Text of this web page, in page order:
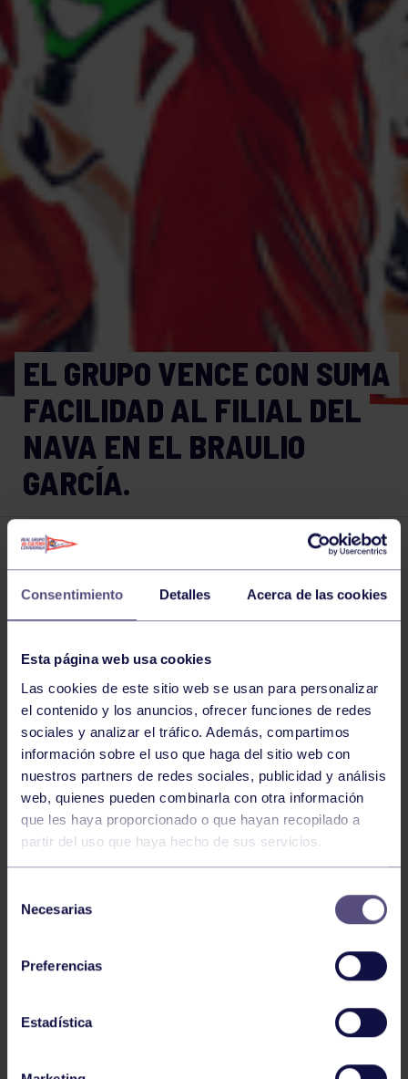
Consentimiento Detalles Acerca de las cookies
Esta página web usa cookies
Las cookies de este sitio web se usan para personalizar
el contenido y los anuncios, ofrecer funciones de redes
sociales y analizar el tráfico. Además, compartimos
información sobre el uso que haga del sitio web con
nuestros partners de redes sociales, publicidad y análisis
web, quienes pueden combinarla con otra información
que les haya proporcionado o que hayan recopilado a
partir del uso que haya hecho de sus servicios.
Necesarias
Preferencias
Estadística
EL GRUPO VENCE CON SUMA
FACILIDAD AL FILIAL DEL
NAVA EN EL BRAULIO
GARCÍA.
Comparte
NOTICIAS RELACIONADAS
Balonmano 25 May 2026
LEO CARDELI, CONVOCADO CON